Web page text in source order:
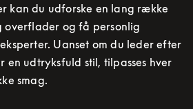
kan du udforske en lang række
overflader og få personlig
Uanset om du leder efter
en udtryksfuld stil, tilpasses hver
smag.